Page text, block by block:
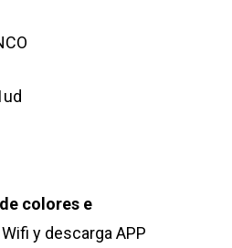
colores e
y descarga APP